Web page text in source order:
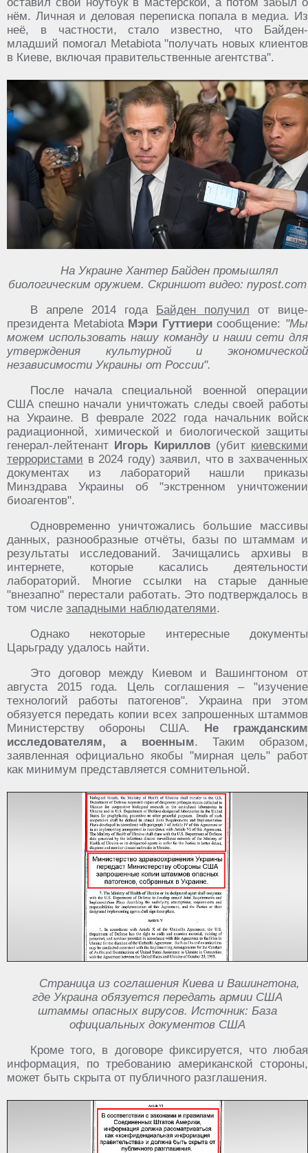
нём. Личная и деловая переписка попала в медиа. Из
неё, в частности, стало известно, что Байден-
младший помогал Metabiota "получать новых клиентов
в Киеве, включая правительственные агентства".
На Украине Хантер Байден промышлял
биологическим оружием. Скриншот видео: nypost.com
В апреле 2014 года
Байден получил от вице-
президента Metabiota Мэри Гуттиерисообщение: "Мы
можем использовать нашу команду и наши сети для
утверждения культурной и экономической
независимости Украины от России".
После начала специальной военной операции
США спешно начали уничтожать следы своей работы
на Украине. В феврале 2022 года начальник войск
радиационной, химической и биологической защиты
генерал-лейтенант Игорь Кириллов(убит киевскими
террористами в 2024 году) заявил, что в захваченных
документах из лабораторий нашли приказы
Минздрава Украины об "экстренном уничтожении
биоагентов".
Одновременно уничтожались большие массивы
данных, разнообразные отчёты, базы по штаммам и
результаты исследований. Зачищались архивы в
интернете, которые касались деятельности
лабораторий. Многие ссылки на старые данные
"внезапно" перестали работать. Это подтверждалось в
том числе западными наблюдателями.
Однако некоторые интересные документы
Царьграду удалось найти.
Это договор между Киевом и Вашингтоном от
августа 2015 года. Цель соглашения – "изучение
технологий работы патогенов". Украина при этом
обязуется передать копии всех запрошенных штаммов
Министерству обороны США.
Не гражданским
исследователям, а военным. Таким образом,
заявленная официально якобы "мирная цель" работ
как минимум представляется сомнительной.
Страница из соглашения Киева и Вашингтона,
где Украина обязуется передать армии США
штаммы опасных вирусов. Источник: База
официальных документов США
Кроме того, в договоре фиксируется, что любая
информация, по требованию американской стороны,
может быть скрыта от публичного разглашения.